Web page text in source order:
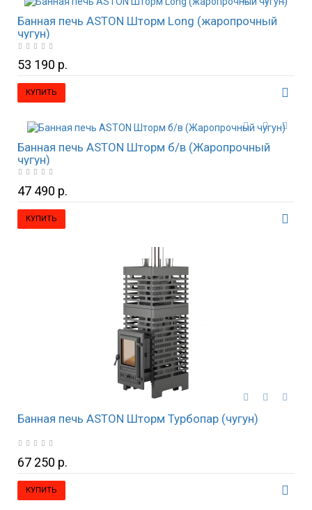
Банная печь ASTON Шторм Long (жаропрочный
чугун)
53 190 р.
КУПИТЬ
Банная печь ASTON Шторм б/в (Жаропрочный
чугун)
47 490 р.
КУПИТЬ
Банная печь ASTON Шторм Турбопар (чугун)
67 250 р.
КУПИТЬ